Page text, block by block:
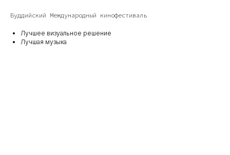
Буддийский Международный кинофестиваль
Лучшее визуальное решение
Лучшая музыка